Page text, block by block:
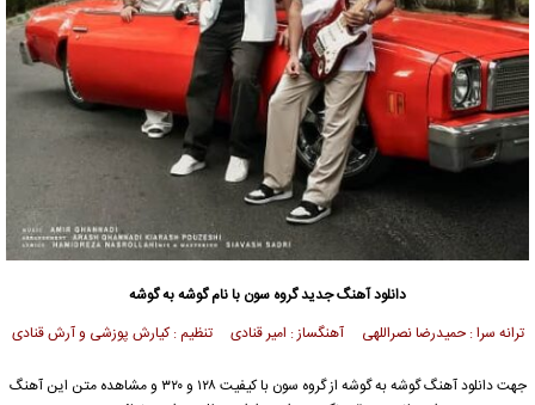
دانلود آهنگ جدیدگروه سون با نام گوشه به گوشه
ترانه سرا : حمیدرضا نصراللهی آهنگساز : امیر قنادی تنظیم : کیارش پوزشی و آرش قنادی
جهت دانلود آهنگ گوشه به گوشه ازگروه سون
با کیفیت ۱۲۸ و ۳۲۰ و مشاهده متن این آهنگ